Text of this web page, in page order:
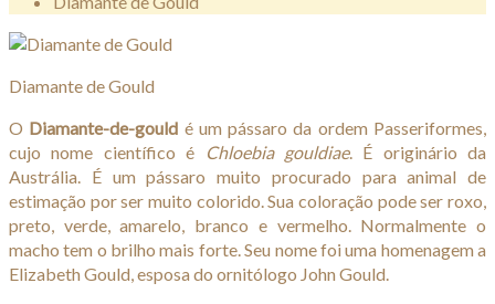
Diamante de Gould
O Diamante-de-gould é um pássaro da ordem Passeriformes,
cujo nome científico é
Chloebia gouldiae. É originário da
Austrália. É um pássaro muito procurado para animal de
estimação por ser muito colorido. Sua coloração pode ser roxo,
preto, verde, amarelo, branco e vermelho. Normalmente o
macho tem o brilho mais forte. Seu nome foi uma homenagem a
Elizabeth Gould, esposa do ornitólogo John Gould.